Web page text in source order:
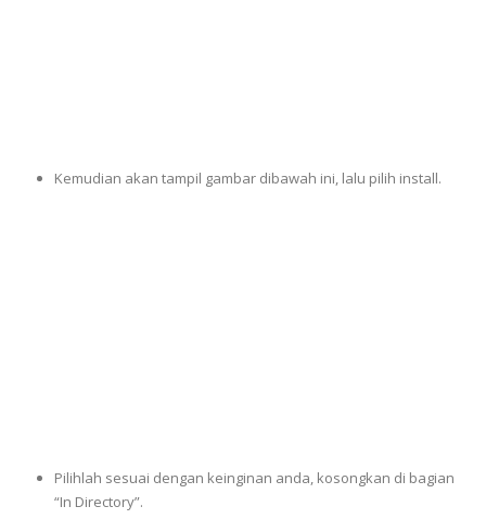
Kemudian akan tampil gambar dibawah ini, lalu pilih install.
Pilihlah sesuai dengan keinginan anda, kosongkan di bagian
“In Directory”.